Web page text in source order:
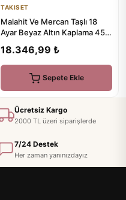
TAKISET
Malahit Ve Mercan Taşlı 18
Ayar Beyaz Altın Kaplama 45
18.346,99 ₺
Sepete Ekle
Ücretsiz Kargo
2000 TL üzeri siparişlerde
7/24 Destek
Her zaman yanınızdayız